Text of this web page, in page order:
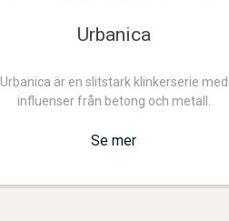
Urbanica
Urbanica är en slitstark klinkerserie med
influenser från betong och metall.
Se mer